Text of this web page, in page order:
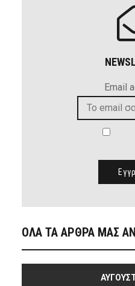
Email
ΟΛΑ ΤΑ ΑΡΘΡΑ ΜΑΣ